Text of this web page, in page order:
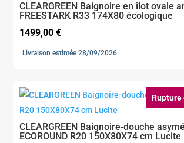
CLEARGREEN Baignoire en îlot ovale
FREESTARK R33 174X80 écologique
1499,00€
Livraison estimée 28/09/2026
Rupture
CLEARGREEN Baignoire-douche
ECOROUND R20 150X80X74 cm Lucite